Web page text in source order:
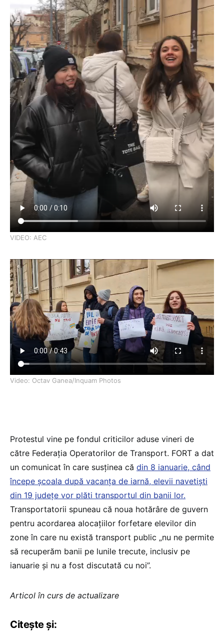
VIDEO: AEC
Video: Octav Ganea/Inquam Photos
Protestul vine pe fondul criticilor aduse vineri de
către Federația Operatorilor de Transport. FORT a dat
un comunicat în care susținea că din 8 ianuarie, când
începe școala după vacanța de iarnă, elevii navetiști
din 19 județe vor plăti transportul din banii lor.
Transportatorii spuneau că noua hotărâre de guvern
pentru acordarea alocațiilor forfetare elevilor din
zone în care nu există transport public „nu ne permite
să recuperăm banii pe lunile trecute, inclusiv pe
ianuarie și nu a fost discutată cu noi”.
Articol în curs de actualizare
Citește și: